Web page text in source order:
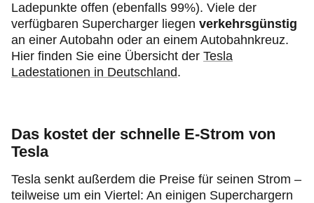
Ladepunkte offen (ebenfalls 99%). Viele der
verfügbaren Supercharger liegen verkehrsgünstig
an einer Autobahn oder an einem Autobahnkreuz.
Hier finden Sie eine Übersicht der Tesla
Ladestationen in Deutschland.
Das kostet der schnelle E-Strom von
Tesla
Tesla senkt außerdem die Preise für seinen Strom –
teilweise um ein Viertel: An einigen Superchargern